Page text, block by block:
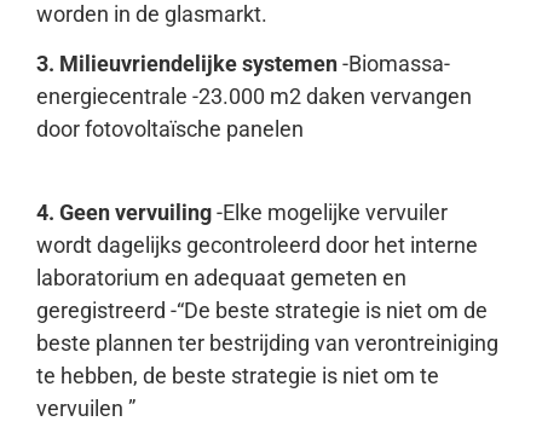
worden in de glasmarkt.
3. Milieuvriendelijke systemen-Biomassa-
energiecentrale -23.000 m2 daken vervangen
door fotovoltaïsche panelen
4. Geen vervuiling-Elke mogelijke vervuiler
wordt dagelijks gecontroleerd door het interne
laboratorium en adequaat gemeten en
geregistreerd -“De beste strategie is niet om de
beste plannen ter bestrijding van verontreiniging
te hebben, de beste strategie is niet om te
vervuilen ”